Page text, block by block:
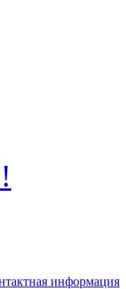
информация